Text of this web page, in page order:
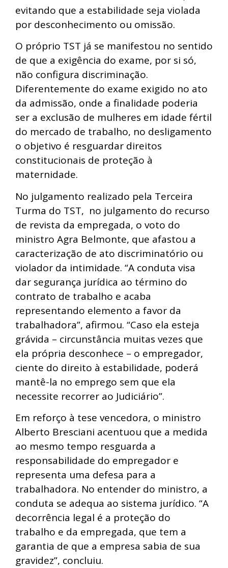
evitando que a estabilidade seja violada
por desconhecimento ou omissão.
O próprio TST já se manifestou no sentido
de que a exigência do exame, por si só,
não configura discriminação.
Diferentemente do exame exigido no ato
da admissão, onde a finalidade poderia
ser a exclusão de mulheres em idade fértil
do mercado de trabalho, no desligamento
o objetivo é resguardar direitos
constitucionais de proteção à
maternidade.
No julgamento realizado pela Terceira
Turma do TST, no julgamento do recurso
de revista da empregada, o voto do
ministro Agra Belmonte, que afastou a
caracterização de ato discriminatório ou
violador da intimidade. “A conduta visa
dar segurança jurídica ao término do
contrato de trabalho e acaba
representando elemento a favor da
trabalhadora”, afirmou. “Caso ela esteja
grávida – circunstância muitas vezes que
ela própria desconhece – o empregador,
ciente do direito à estabilidade, poderá
mantê-la no emprego sem que ela
necessite recorrer ao Judiciário”.
Em reforço à tese vencedora, o ministro
Alberto Bresciani acentuou que a medida
ao mesmo tempo resguarda a
responsabilidade do empregador e
representa uma defesa para a
trabalhadora. No entender do ministro, a
conduta se adequa ao sistema jurídico. “A
decorrência legal é a proteção do
trabalho e da empregada, que tem a
garantia de que a empresa sabia de sua
gravidez”, concluiu.